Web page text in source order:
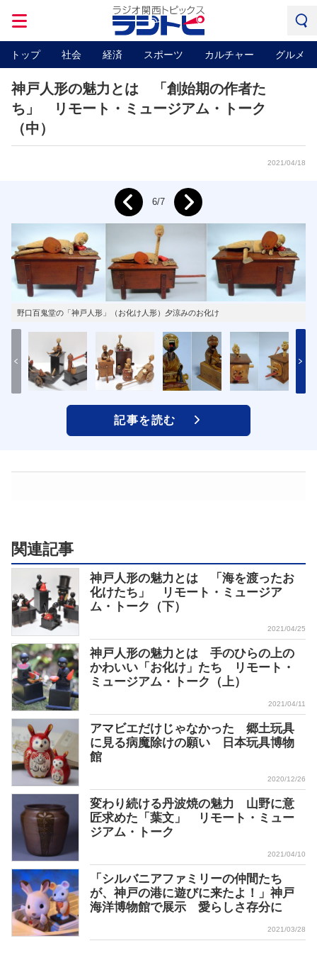
トップ 社会 経済 スポーツ カルチャー グルメ
神戸人形の魅力とは 「創始期の作者た
ち」 リモート・ミュージアム・トーク
（中）
2021/04/18
野口百鬼堂の「神戸人形」（お化け人形）夕涼みのお化け
Prev 6/7 Next
記事を読む
関連記事
神戸人形の魅力とは 「海を渡ったお
化けたち」 リモート・ミュージア
ム・トーク（下）
2021/04/25
神戸人形の魅力とは 手のひらの上の
かわいい「お化け」たち リモート・
ミュージアム・トーク（上）
2021/04/11
アマビエだけじゃなかった 郷土玩具
に見る病魔除けの願い 日本玩具博物
館
2020/12/26
変わり続ける丹波焼の魅力 山野に意
匠求めた「葉文」 リモート・ミュー
ジアム・トーク
2021/04/10
「シルバニアファミリーの仲間たち
が、神戸の港に遊びに来たよ！」神戸
海洋博物館で展示 愛らしさ存分に
2021/03/28